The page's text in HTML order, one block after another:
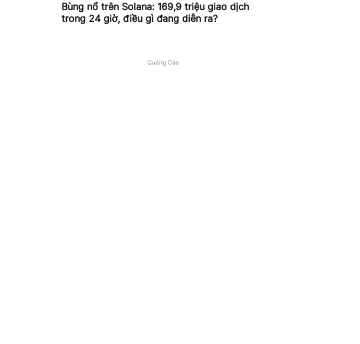
Bùng nổ trên Solana: 169,9 triệu giao dịch
trong 24 giờ, điều gì đang diễn ra?
Quảng Cáo